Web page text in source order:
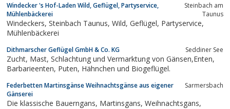
Windecker 's Hof-Laden Wild, Geflügel, Partyservice,
Mühlenbäckerei
Steinbach am
Taunus
Windeckers, Steinbach Taunus, Wild, Geflügel, Partyservice,
Mühlenbäckerei
Dithmarscher Geflügel GmbH & Co. KG Seddiner See
Zucht, Mast, Schlachtung und Vermarktung von Gänsen,Enten,
Barbarieenten, Puten, Hähnchen und Biogeflügel.
Federbetten Martinsgänse Weihnachtsgänse aus eigener
Gänserei
Sarmersbach
Die klassische Bauerngans, Martinsgans, Weihnachtsgans,